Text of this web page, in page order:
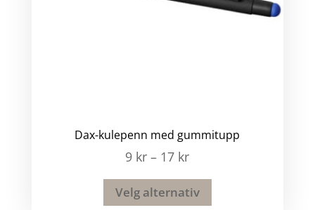
Dax-kulepenn med gummitupp
9 kr – 17 kr
Velg alternativ